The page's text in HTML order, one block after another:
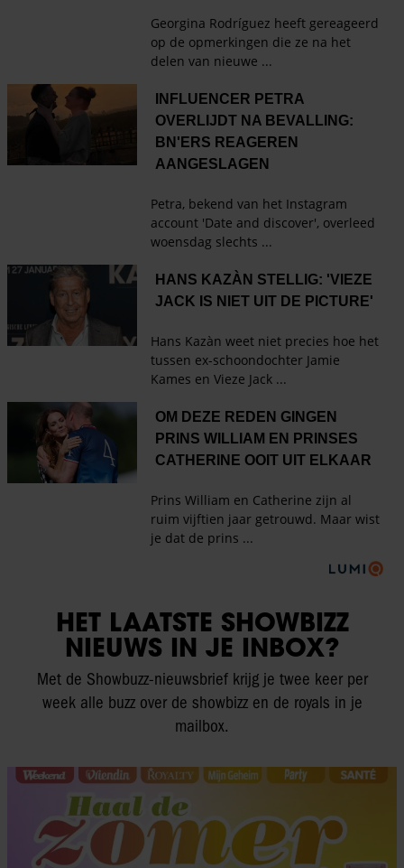
HET LAATSTE SHOWBIZZ
NIEUWS IN JE INBOX?
Met de Showbuzz-nieuwsbrief krijg je twee keer per
week alle buzz over de showbizz en de royals in je
mailbox.